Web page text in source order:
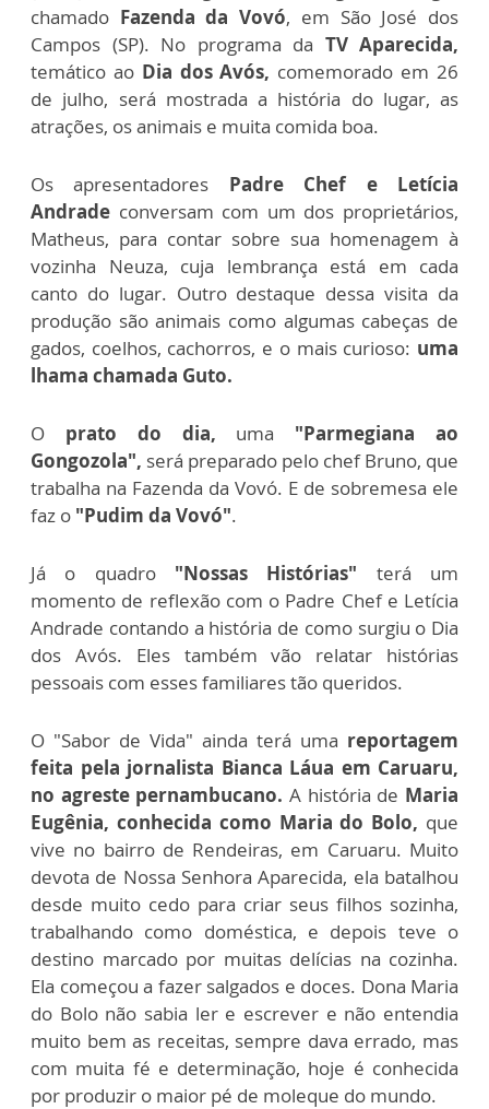
chamado Fazenda da Vovó, em São José dos
Campos (SP). No programa da TV Aparecida,
temático ao Dia dos Avós, comemorado em 26
de julho, será mostrada a história do lugar, as
atrações, os animais e muita comida boa.
Os apresentadores Padre Chef e Letícia
Andrade conversam com um dos proprietários,
Matheus, para contar sobre sua homenagem à
vozinha Neuza, cuja lembrança está em cada
canto do lugar. Outro destaque dessa visita da
produção são animais como algumas cabeças de
gados, coelhos, cachorros, e o mais curioso: uma
lhama chamada Guto.
O prato do dia, uma "Parmegiana ao
Gongozola", será preparado pelo chef Bruno, que
trabalha na Fazenda da Vovó. E de sobremesa ele
faz o "Pudim da Vovó".
Já o quadro "Nossas Histórias" terá um
momento de reflexão com o Padre Chef e Letícia
Andrade contando a história de como surgiu o Dia
dos Avós. Eles também vão relatar histórias
pessoais com esses familiares tão queridos.
O "Sabor de Vida" ainda terá uma reportagem
feita pela jornalista Bianca Láua em Caruaru,
no agreste pernambucano. A história de Maria
Eugênia, conhecida como Maria do Bolo, que
vive no bairro de Rendeiras, em Caruaru. Muito
devota de Nossa Senhora Aparecida, ela batalhou
desde muito cedo para criar seus filhos sozinha,
trabalhando como doméstica, e depois teve o
destino marcado por muitas delícias na cozinha.
Ela começou a fazer salgados e doces. Dona Maria
do Bolo não sabia ler e escrever e não entendia
muito bem as receitas, sempre dava errado, mas
com muita fé e determinação, hoje é conhecida
por produzir o maior pé de moleque do mundo.